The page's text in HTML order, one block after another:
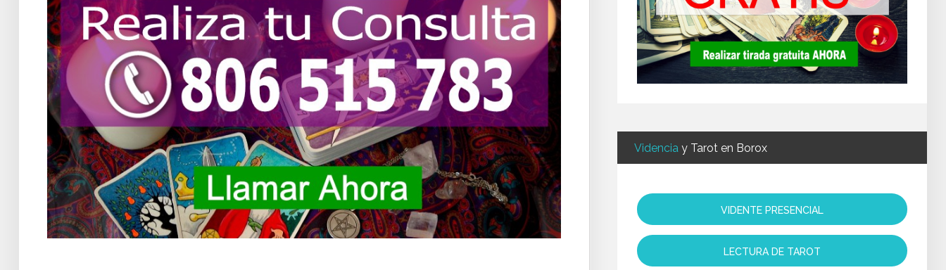
Videnciay Tarot en Borox
VIDENTE PRESENCIAL
LECTURA DE TAROT